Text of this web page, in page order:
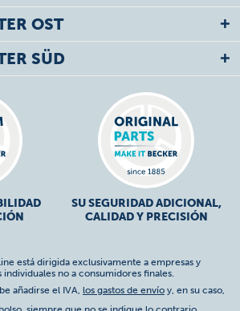
OST
SÜD
SU SEGURIDAD ADICIONAL,
CALIDAD Y PRECISIÓN
está dirigida exclusivamente a empresas y
individuales no a consumidores finales.
añadirse el IVA, los gastos de envío y, en su caso,